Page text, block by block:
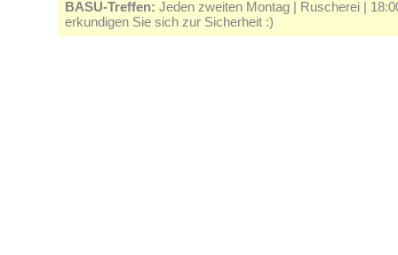
BASU-Treffen: Jeden zweiten Montag | Ruscherei |
erkundigen Sie sich zur Sicherheit :)